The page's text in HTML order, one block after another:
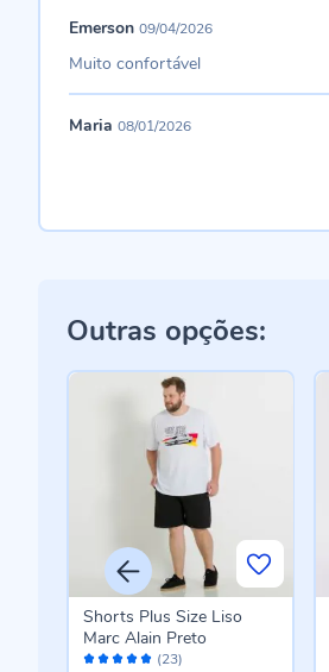
Emerson 09/04/2026
Muito confortável
Maria 08/01/2026
Outras opções:
Avaliação: (23)
Shorts Plus Size Liso
Marc Alain Preto